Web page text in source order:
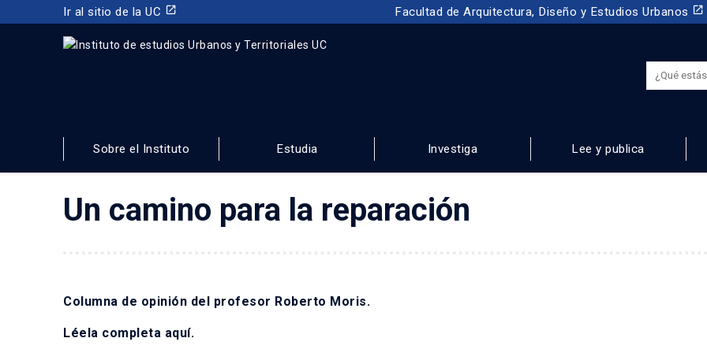
Ir al sitio de la UC launch Facultad de Arquitectura, Diseño y Estudios Urbanos launch
Y TERRITORIALES
FACULTAD DE ARQUITECTURA, DISEÑO Y ESTUDIOS URBANOS
Sobre el Instituto Estudia Investiga Lee y publica
Un camino para la reparación
Columna de opinión del profesor Roberto Moris.
Léela completa aquí.